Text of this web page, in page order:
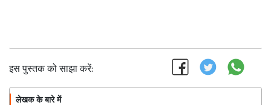
इस पुस्तक को साझा करें:
लेखक के बारे में